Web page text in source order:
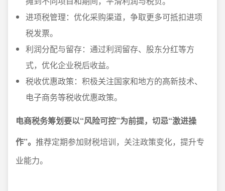
进项税管理：优化采购渠道，争取更多可抵扣进项
税发票。
利润分配与留存：通过利润留存、股东分红等方
式，优化企业税后收益。
税收优惠政策：积极关注国家和地方的高新技术、
电子商务等税收优惠政策。
电商税务筹划要以“风险可控”为前提，切忌“激进操
作”。 推荐定期参加财税培训，关注政策变化，提升专
业能力。